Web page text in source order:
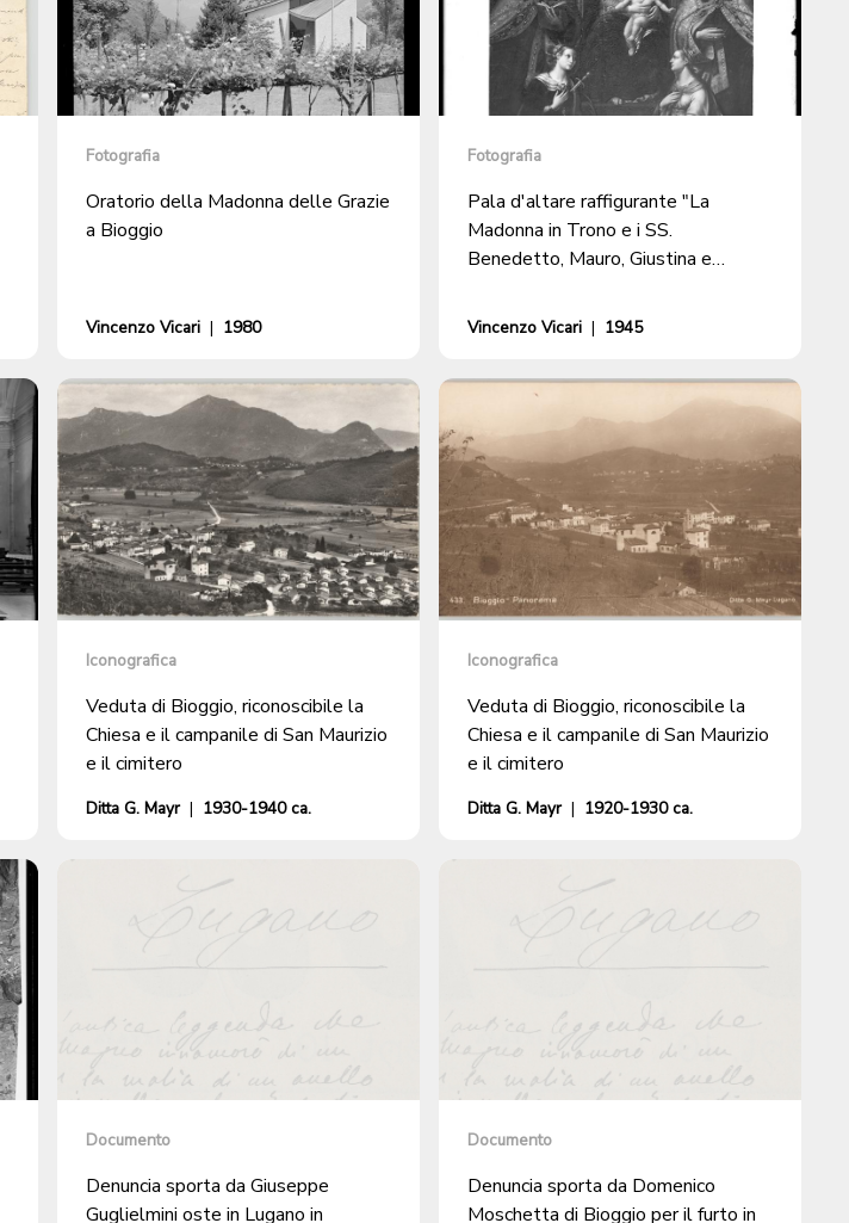
Fotografia
Oratorio della Madonna delle Grazie
a Bioggio
Vincenzo Vicari | 1980
Fotografia
Pala d'altare raffigurante "La
Madonna in Trono e i SS.
Benedetto, Mauro, Giustina e
S. Maurizio a Bioggio
Vincenzo Vicari | 1945
Iconografica
Veduta di Bioggio, riconoscibile la
Chiesa e il campanile di San Maurizio
e il cimitero
Ditta G. Mayr | 1930-1940 ca.
Iconografica
Veduta di Bioggio, riconoscibile la
Chiesa e il campanile di San Maurizio
e il cimitero
Ditta G. Mayr | 1920-1930 ca.
Documento
Denuncia sporta da Giuseppe
Guglielmini oste in Lugano in
Documento
Denuncia sporta da Domenico
Moschetta di Bioggio per il furto in